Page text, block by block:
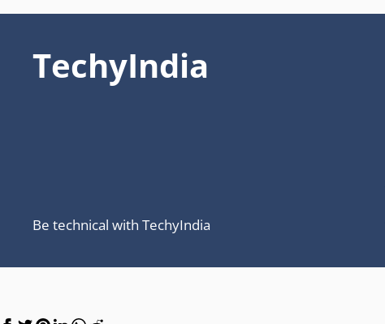
TechyIndia
Be technical with TechyIndia